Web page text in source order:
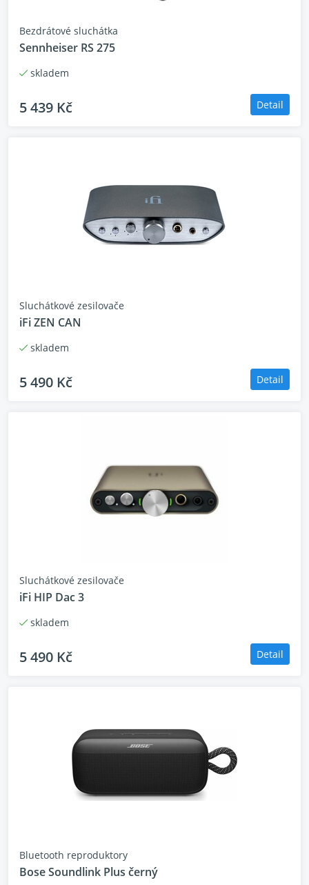
Bezdrátové sluchátka
Sennheiser RS 275
skladem
5 439 Kč Detail
Sluchátkové zesilovače
iFi ZEN CAN
skladem
5 490 Kč Detail
Sluchátkové zesilovače
iFi HIP Dac 3
skladem
5 490 Kč Detail
Bluetooth reproduktory
Bose Soundlink Plus černý